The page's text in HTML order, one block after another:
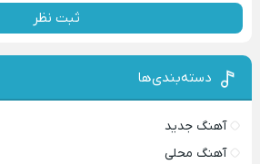
ثبت نظر
دسته‌بندی‌ها
آهنگ جدید
آهنگ محلی